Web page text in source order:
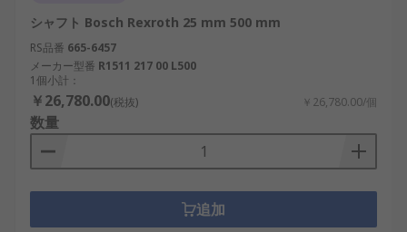
シャフト Bosch Rexroth 25 mm 500 mm
RS品番 665-6457
メーカー型番 R1511 217 00 L500
1個小計：
￥26,780.00(税抜) ￥26,780.00/個
数量
追加